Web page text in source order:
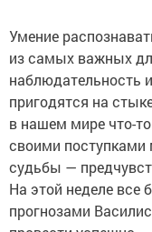
Умение
из самых важных
наблюдательность
пригодятся на
в нашем мире что-
своими поступками
судьбы —
На этой неделе все
прогнозами